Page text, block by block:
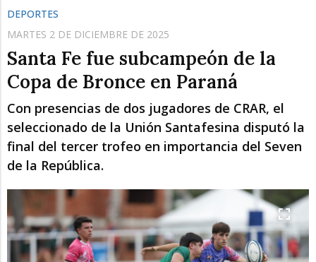
Lun Mar Mié
DEPORTES
MARTES 2 DE DICIEMBRE DE 2025
Santa Fe fue subcampeón de la
Copa de Bronce en Paraná
Con presencias de dos jugadores de CRAR, el
seleccionado de la Unión Santafesina disputó la
final del tercer trofeo en importancia del Seven
de la República.